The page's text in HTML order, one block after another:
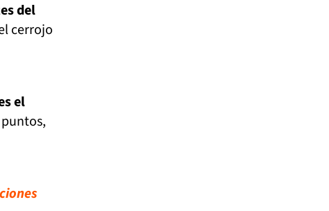
del
cerrojo
el